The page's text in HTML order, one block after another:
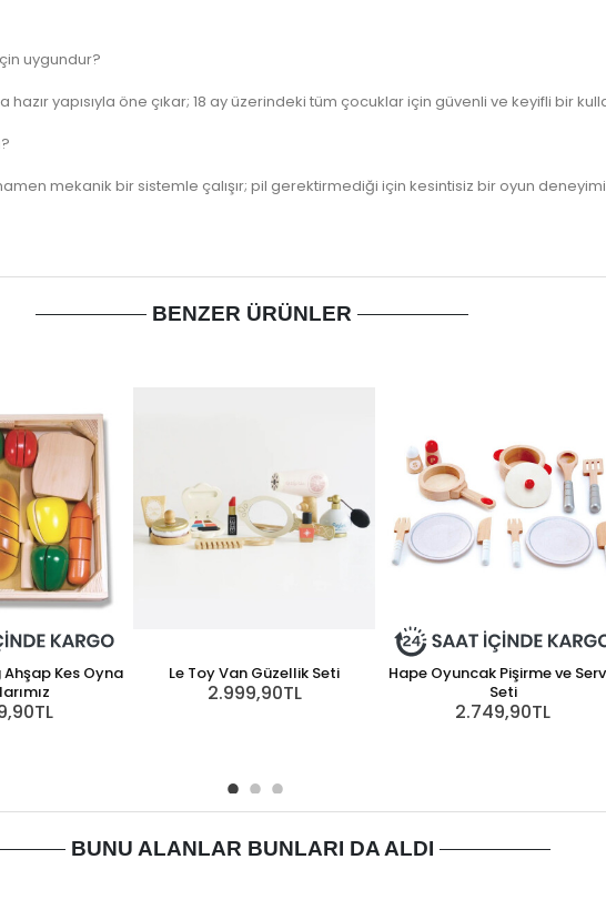
uygundur?
yapısıyla öne çıkar; 18 ay üzerindeki tüm çocuklar için güvenli ve keyifli bir
mekanik bir sistemle çalışır; pil gerektirmediği için kesintisiz bir oyun
BENZER ÜRÜNLER
Kes Oyna
Le Toy Van Güzellik Seti
2.999,90TL
Hape Oyuncak Pişirme ve
Seti
2.749,90TL
BUNU ALANLAR BUNLARI DA ALDI